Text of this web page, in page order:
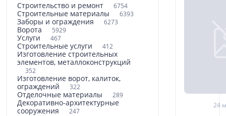
Строительство и ремонт 6754
Строительные материалы 6393
Заборы и ограждения 6273
Ворота 5929
Услуги 467
Строительные услуги 412
Изготовление строительных
элементов, металлоконструкций
352
Изготовление ворот, калиток,
ограждений
322
Отделочные материалы 289
Декоративно-архитектурные
сооружения
247
24